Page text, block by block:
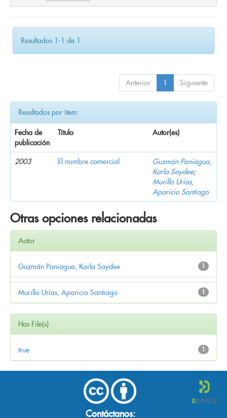
Resultados 1-1 de 1.
Anterior 1 Siguiente
Resultados por ítem:
Fecha de
publicación
Título Autor(es)
2003 El nombre comercial
Guzmán Paniagua,
Karla Saydee;
Murillo Urías,
Aparicio Santiago
Otras opciones relacionadas
Autor
1
Guzmán Paniagua, Karla Saydee
1
Murillo Urías, Aparicio Santiago
Has File(s)
1
true
Contáctanos: